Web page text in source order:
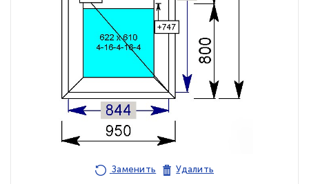
Заменить Удалить